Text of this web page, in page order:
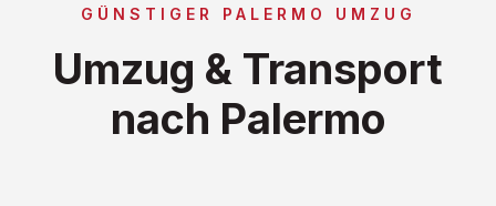
GÜNSTIGER PALERMO UMZUG
Umzug & Transport
nach Palermo